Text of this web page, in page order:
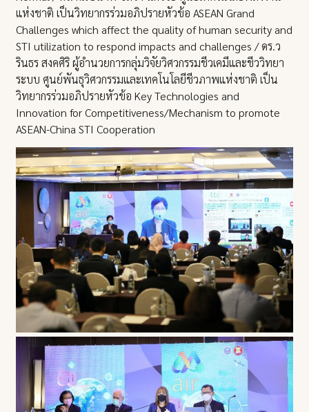
แห่งชาติ เป็นวิทยากรร่วมอภิปรายหัวข้อ ASEAN Grand
Challenges which affect the quality of human security and
STI utilization to respond impacts and challenges / ดร.ว
รินธร สงคศิริ ผู้อำนวยการกลุ่มวิจัยวิศวกรรมชีวเคมีและชีววิทยา
ระบบ ศูนย์พันธุวิศวกรรมและเทคโนโลยีชีวภาพแห่งชาติ เป็น
วิทยากรร่วมอภิปรายหัวข้อ Key Technologies and
Innovation for Competitiveness/Mechanism to promote
ASEAN-China STI Cooperation